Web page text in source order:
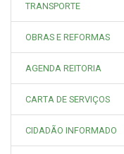
TRANSPORTE
OBRAS E REFORMAS
AGENDA REITORIA
CARTA DE SERVIÇOS
CIDADÃO INFORMADO